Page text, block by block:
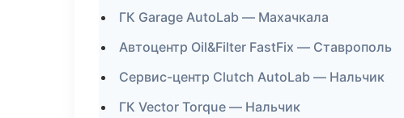
ГК Garage AutoLab — Махачкала
Автоцентр Oil&Filter FastFix — Ставрополь
Сервис-центр Clutch AutoLab — Нальчик
ГК Vector Torque — Нальчик